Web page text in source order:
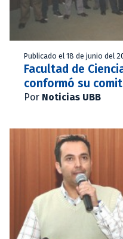
Publicado el 18 de junio del
Facultad de
conformó su
Por Noticias UBB